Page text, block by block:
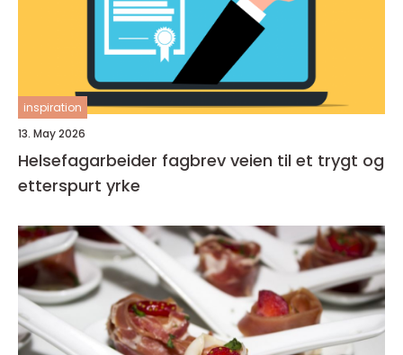
inspiration
13. May 2026
Helsefagarbeider fagbrev veien til et trygt og
etterspurt yrke